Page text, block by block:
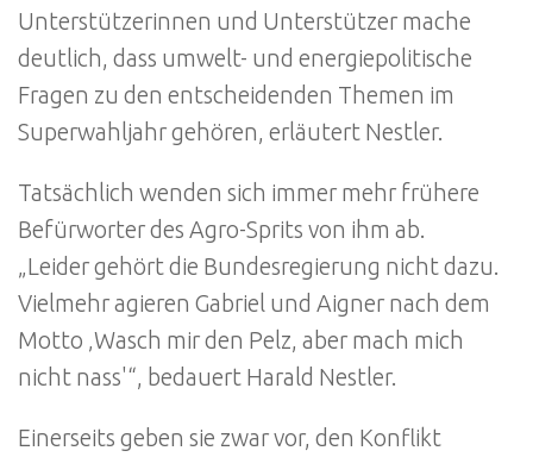
Unterstützerinnen und Unterstützer mache
deutlich, dass umwelt- und energiepolitische
Fragen zu den entscheidenden Themen im
Superwahljahr gehören, erläutert Nestler.
Tatsächlich wenden sich immer mehr frühere
Befürworter des Agro-Sprits von ihm ab.
„Leider gehört die Bundesregierung nicht dazu.
Vielmehr agieren Gabriel und Aigner nach dem
Motto ‚Wasch mir den Pelz, aber mach mich
nicht nass'“, bedauert Harald Nestler.
Einerseits geben sie zwar vor, den Konflikt